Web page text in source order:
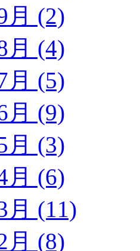
月 (2)
月 (4)
月 (5)
月 (9)
月 (3)
月 (6)
月 (11)
月 (8)